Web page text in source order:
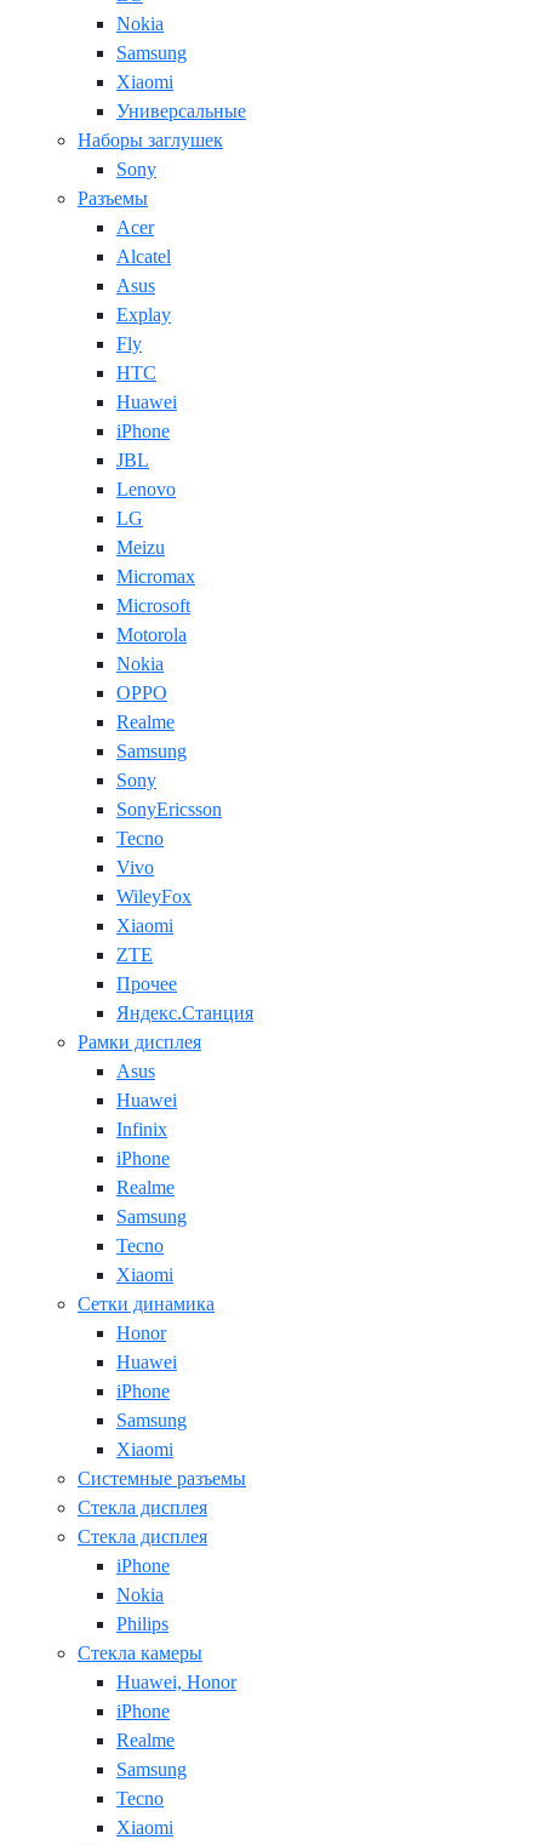
Nokia
Samsung
Xiaomi
Универсальные
Наборы заглушек
Sony
Разъемы
Acer
Alcatel
Asus
Explay
Fly
HTC
Huawei
iPhone
JBL
Lenovo
LG
Meizu
Micromax
Microsoft
Motorola
Nokia
OPPO
Realme
Samsung
Sony
SonyEricsson
Tecno
Vivo
WileyFox
Xiaomi
ZTE
Прочее
Яндекс.Станция
Рамки дисплея
Asus
Huawei
Infinix
iPhone
Realme
Samsung
Tecno
Xiaomi
Сетки динамика
Honor
Huawei
iPhone
Samsung
Xiaomi
Системные разъемы
Стекла дисплея
Стекла дисплея
iPhone
Nokia
Philips
Стекла камеры
Huawei, Honor
iPhone
Realme
Samsung
Tecno
Xiaomi